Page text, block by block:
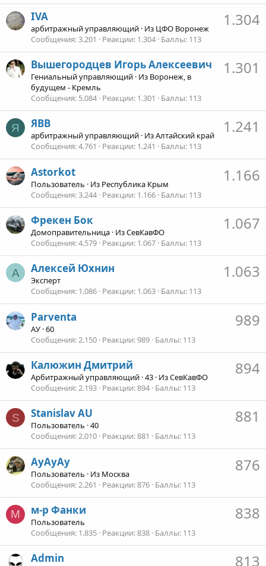
1.304
IVA
арбитражный управляющий · Из ЦФО Воронеж
Сообщения 3.201 Реакции 1.304 Баллы 113
1.301
Вышегородцев Игорь Алексеевич
Гениальный управляющий · Из Воронеж, в
будущем - Кремль
Сообщения 5.084 Реакции 1.301 Баллы 113
Я 1.241
ЯВВ
арбитражный управляющий · ИзАлтайский край
Сообщения 4.761 Реакции 1.241 Баллы 113
1.166
Astorkot
Пользователь · Из Республика Крым
Сообщения 3.244 Реакции 1.166 Баллы 113
1.067
Фрекен Бок
Домоправительница · ИзСевКавФО
Сообщения 4.579 Реакции 1.067 Баллы 113
А 1.063
Алексей Юхнин
Эксперт
Сообщения 1.086 Реакции 1.063 Баллы 113
989
Parventa
АУ ·60
Сообщения 2.150 Реакции 989 Баллы 113
894
Калюжин Дмитрий
Арбитражный управляющий ·43 · ИзСевКавФО
Сообщения 2.193 Реакции 894 Баллы 113
S 881
Stanislav AU
Пользователь ·40
Сообщения 2.010 Реакции 881 Баллы 113
876
АуАуАу
Пользователь · Из Москва
Сообщения 2.261 Реакции 876 Баллы 113
М 838
м-р Фанки
Пользователь
Сообщения 1.835 Реакции 838 Баллы 113
813
Admin